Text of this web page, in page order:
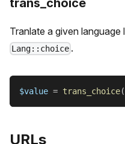
trans_choice
Tranlate a given
Lang::choice .
$value = trans_choice(
URLs